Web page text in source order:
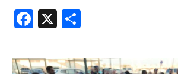
Facebook
X